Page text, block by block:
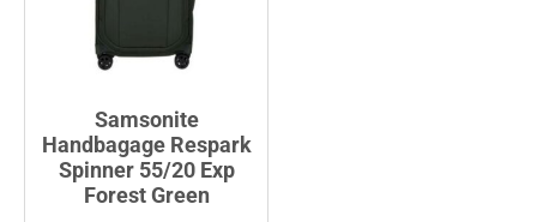
Samsonite
Handbagage Respark
Spinner 55/20 Exp
Forest Green